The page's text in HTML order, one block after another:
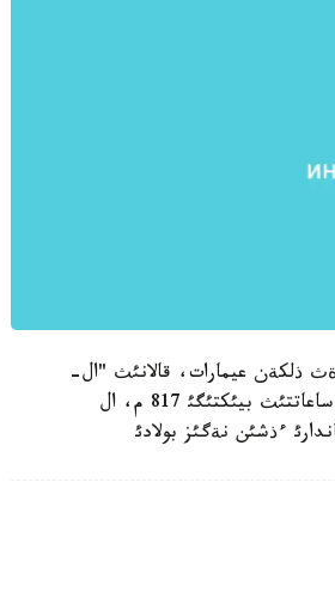
ةث ذلكةن عيمارات، قالانئث "ال-
حارام ءال-مةككي اش-شاريف" اتتئ باس مةشئتئنئث جانئنا ورنالاستئرئلادئ. ساعاتتئث بيئكتئگئ 817 م، ال